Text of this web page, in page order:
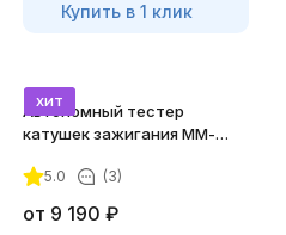
Купить в 1 клик
хит
Автономный тестер
катушек зажигания ММ-
комплект)
5.0 (3)
от 9 190 ₽